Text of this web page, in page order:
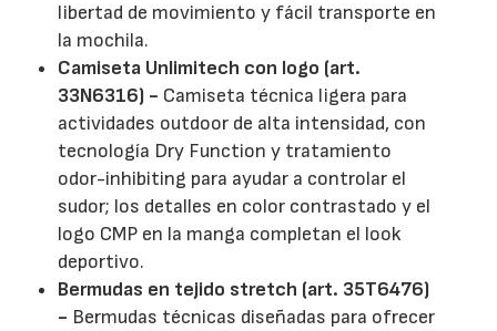
libertad de movimiento y fácil transporte en
la mochila.
Camiseta Unlimitech con logo (art.
33N6316) - Camiseta técnica ligera para
actividades outdoor de alta intensidad, con
tecnología Dry Function y tratamiento
odor-inhibiting para ayudar a controlar el
sudor; los detalles en color contrastado y el
logo CMP en la manga completan el look
deportivo.
Bermudas en tejido stretch (art. 35T6476)
- Bermudas técnicas diseñadas para ofrecer